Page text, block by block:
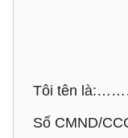
Tôi tên
Số